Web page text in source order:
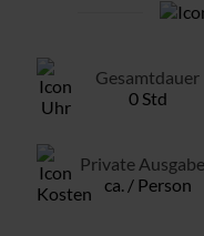
Gesamtdauer
0 Std
Private
ca. / Person